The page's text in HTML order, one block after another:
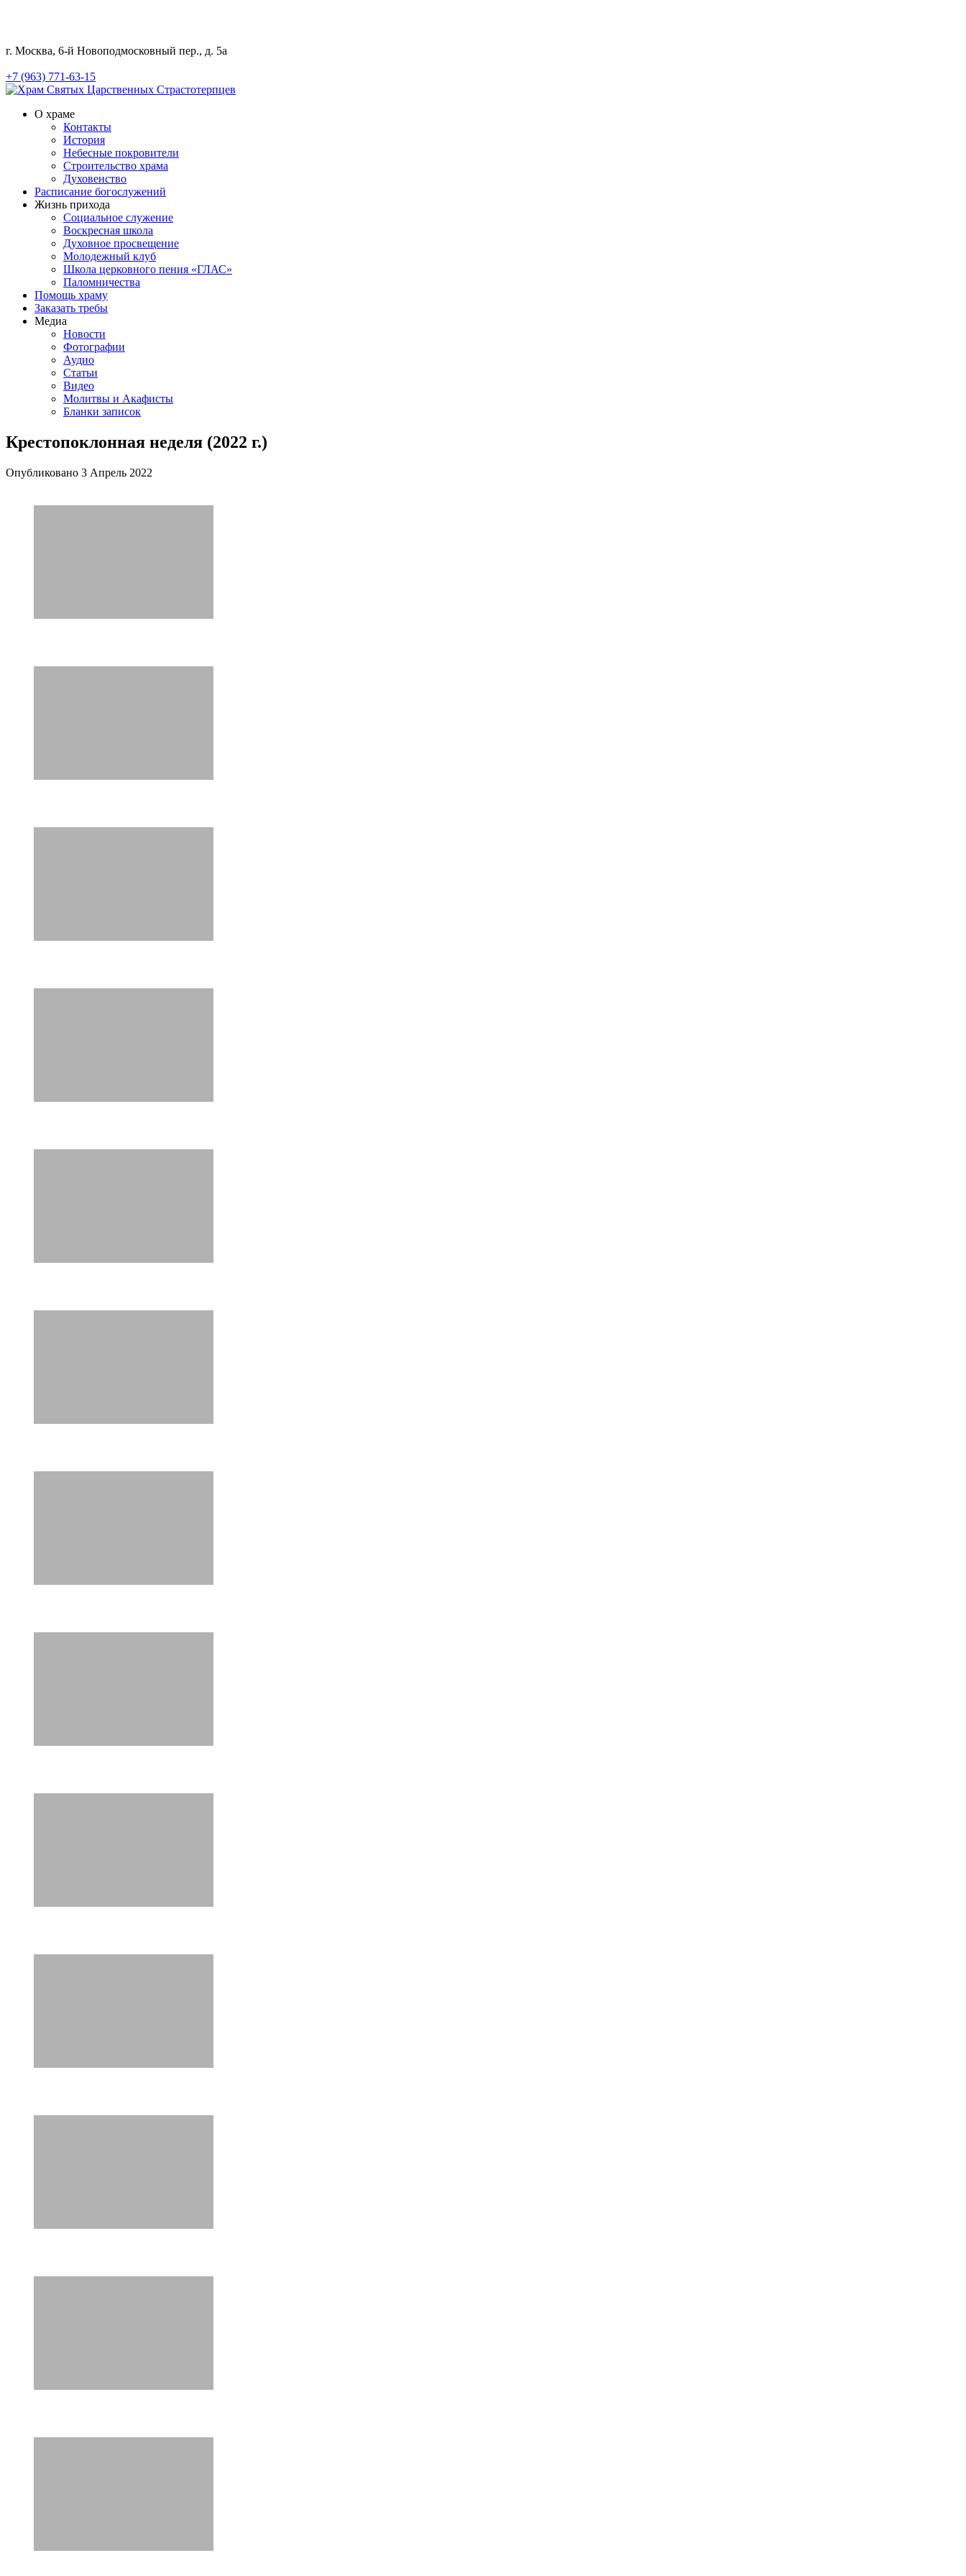
г. Москва, 6-й Новоподмосковный пер., д. 5а
+7 (963) 771-63-15
О храме
Контакты
История
Небесные покровители
Строительство храма
Духовенство
Расписание богослужений
Жизнь прихода
Социальное служение
Воскресная школа
Духовное просвещение
Молодежный клуб
Школа церковного пения «ГЛАС»
Паломничества
Помощь храму
Заказать требы
Медиа
Новости
Фотографии
Аудио
Статьи
Видео
Молитвы и Акафисты
Бланки записок
Крестопоклонная неделя (2022 г.)
Опубликовано 3 Апрель 2022